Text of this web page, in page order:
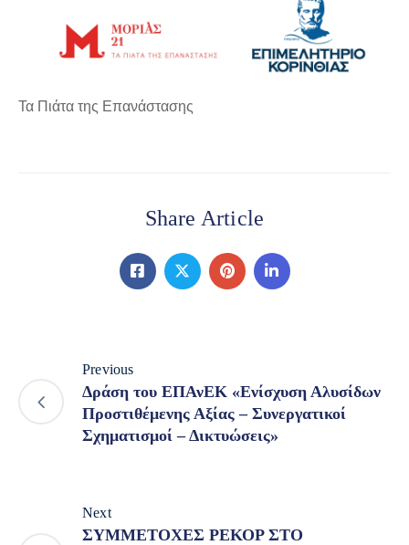
Τα Πιάτα της Επανάστασης
Share Article
Previous
Δράση του ΕΠΑνΕΚ «Ενίσχυση Αλυσίδων
Προστιθέμενης Αξίας – Συνεργατικοί
Σχηματισμοί – Δικτυώσεις»
Next
ΣΥΜΜΕΤΟΧΕΣ ΡΕΚΟΡ ΣΤΟ